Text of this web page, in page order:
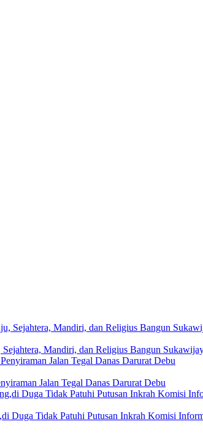
Mandiri, dan Religius Bangun
Jalan Tegal Danas Darurat Debu
Duga Tidak Patuhi Putusan Inkrah Komisi